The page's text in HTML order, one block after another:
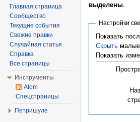
выделены
Настройки
Показать
Скрытьмалые
Показать
Главная страница
Сообщество
Текущие события
Свежие правки
Случайная статья
Справка
Все страницы
Инструменты
Atom
Спецстраницы
Петришуле